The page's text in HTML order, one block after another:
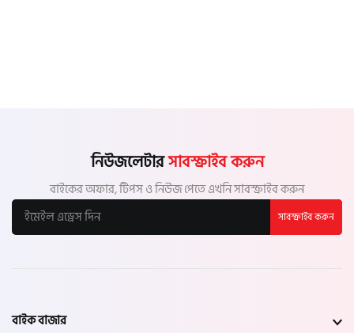
নিউজলেটারসাবস্ক্রাইব করুন
বাইকের অফার, টিপস ও নিউজ পেতে এখনি সাবস্ক্রাইব করুন
সাবস্ক্রাইব করুন
বাইক বাজার